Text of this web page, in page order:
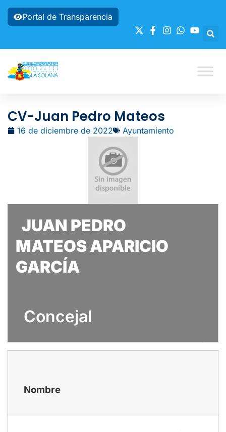
Portal de Transparencia
CV-Juan Pedro Mateos
16 de diciembre de 2022 Ayuntamiento
JUAN PEDRO
MATEOS APARICIO
GARCÍA
Concejal
Nombre